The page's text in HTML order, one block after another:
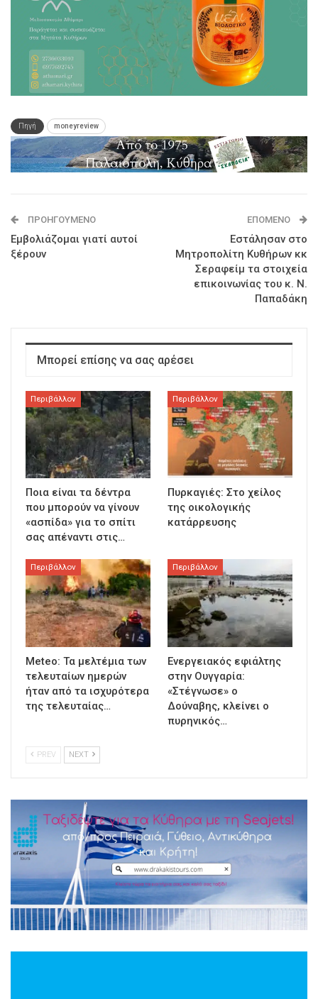
Πηγή moneyreview
ΠΡΟΗΓΟΎΜΕΝΟ
Εμβολιάζομαι γιατί αυτοί
ξέρουν
ΕΠΌΜΕΝΟ
Εστάλησαν στο
Μητροπολίτη Κυθήρων κκ
Σεραφείμ τα στοιχεία
επικοινωνίας του κ. Ν.
Παπαδάκη
Μπορεί επίσης να σας αρέσει
Περιβάλλον
Ποια είναι τα δέντρα
που μπορούν να γίνουν
«ασπίδα» για το σπίτι
σας απέναντι στις…
Περιβάλλον
Πυρκαγιές: Στο χείλος
της οικολογικής
κατάρρευσης
Περιβάλλον
Meteo: Τα μελτέμια των
τελευταίων ημερών
ήταν από τα ισχυρότερα
της τελευταίας…
Περιβάλλον
Ενεργειακός εφιάλτης
στην Ουγγαρία:
«Στέγνωσε» ο
Δούναβης, κλείνει ο
πυρηνικός…
PREV NEXT